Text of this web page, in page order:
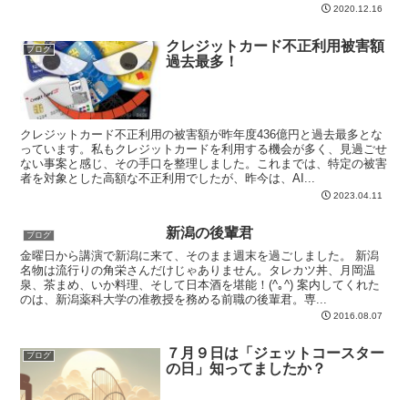
2020.12.16
ブログ
クレジットカード不正利用被害額
過去最多！
クレジットカード不正利用の被害額が昨年度436億円と過去最多とな
っています。私もクレジットカードを利用する機会が多く、見過ごせ
ない事案と感じ、その手口を整理しました。これまでは、特定の被害
者を対象とした高額な不正利用でしたが、昨今は、AI...
2023.04.11
ブログ 新潟の後輩君
金曜日から講演で新潟に来て、そのまま週末を過ごしました。 新潟
名物は流行りの角栄さんだけじゃありません。タレカツ丼、月岡温
泉、茶まめ、いか料理、そして日本酒を堪能！(^｡^) 案内してくれた
のは、新潟薬科大学の准教授を務める前職の後輩君。専...
2016.08.07
ブログ
７月９日は「ジェットコースター
の日」知ってましたか？